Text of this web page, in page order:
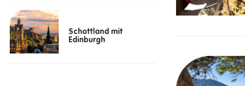
Schottland mit
Edinburgh